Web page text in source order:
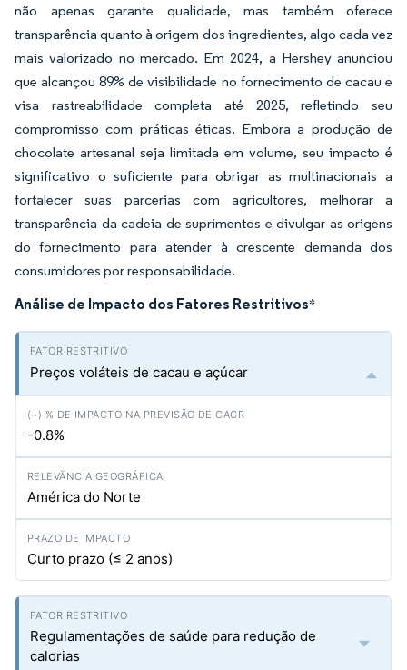
não apenas garante qualidade, mas também oferece
transparência quanto à origem dos ingredientes, algo cada vez
mais valorizado no mercado. Em 2024, a Hershey anunciou
que alcançou 89% de visibilidade no fornecimento de cacau e
visa rastreabilidade completa até 2025, refletindo seu
compromisso com práticas éticas. Embora a produção de
chocolate artesanal seja limitada em volume, seu impacto é
significativo o suficiente para obrigar as multinacionais a
fortalecer suas parcerias com agricultores, melhorar a
transparência da cadeia de suprimentos e divulgar as origens
do fornecimento para atender à crescente demanda dos
consumidores por responsabilidade.
Análise de Impacto dos Fatores Restritivos*
Preços voláteis de cacau e açúcar
-0.8%
América do Norte
Curto prazo (≤ 2 anos)
Regulamentações de saúde para redução de
calorias